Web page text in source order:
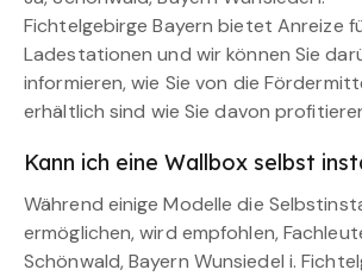
Fichtelgebirge Bayern bietet Anreize
Ladestationen und wir können Sie
informieren, wie Sie von die
erhältlich sind wie Sie davon
Kann ich eine Wallbox selbst
Während einige Modelle die
ermöglichen, wird empfohlen,
Schönwald, Bayern Wunsiedel i.